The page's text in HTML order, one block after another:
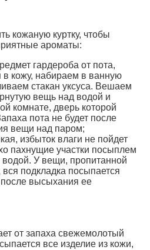
кожаную куртку, чтобы
ароматы:
гардероба от пота,
в кожу, набираем в ванную
стакан уксуса. Вешаем
вещь над водой и
комнате, дверь которой
пота не будет после
вещи над паром;
избыток влаги не пойдет
пахнущие участки посыплем
У вещи, пропитанной
подкладка посыпается
высыхания ее
от запаха свежемолотый
все изделие из кожи,